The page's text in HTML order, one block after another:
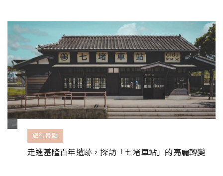
旅行景點
走進基隆百年遺跡，探訪「七堵車站」的亮麗轉變